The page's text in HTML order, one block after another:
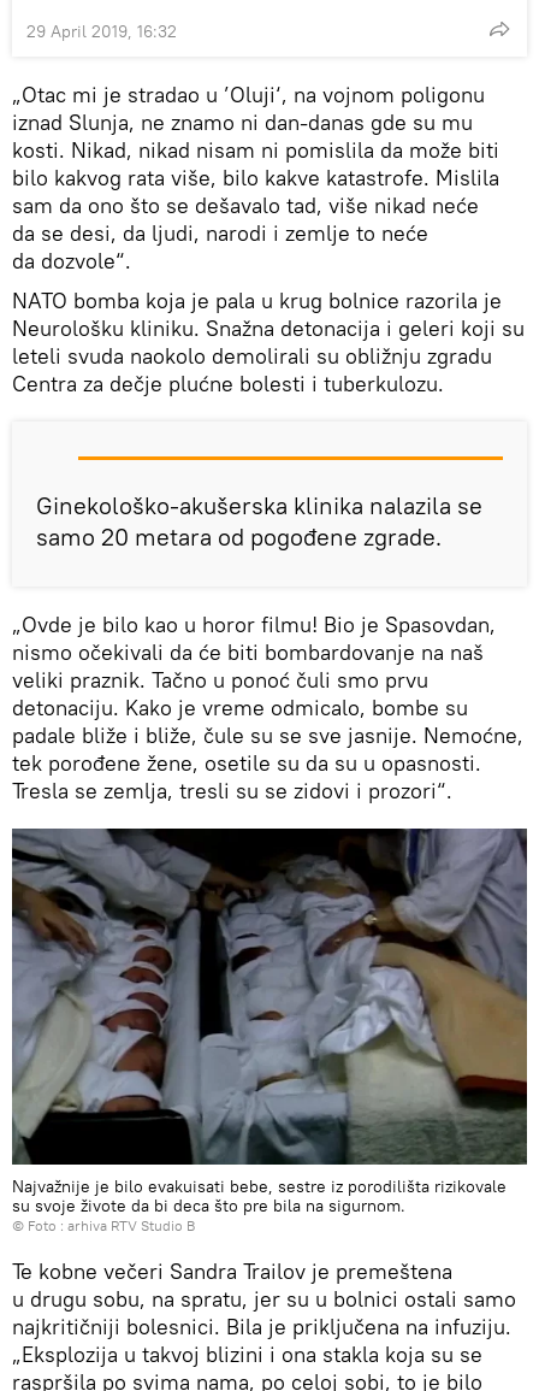
29 April 2019, 16:32
„Otac mi je stradao u ’Oluji‘, na vojnom poligonu
iznad Slunja, ne znamo ni dan-danas gde su mu
kosti. Nikad, nikad nisam ni pomislila da može biti
bilo kakvog rata više, bilo kakve katastrofe. Mislila
sam da ono što se dešavalo tad, više nikad neće
da se desi, da ljudi, narodi i zemlje to neće
da dozvole“.
NATO bomba koja je pala u krug bolnice razorila je
Neurološku kliniku. Snažna detonacija i geleri koji su
leteli svuda naokolo demolirali su obližnju zgradu
Centra za dečje plućne bolesti i tuberkulozu.
Ginekološko-akušerska klinika nalazila se
samo 20 metara od pogođene zgrade.
„Ovde je bilo kao u horor filmu! Bio je Spasovdan,
nismo očekivali da će biti bombardovanje na naš
veliki praznik. Tačno u ponoć čuli smo prvu
detonaciju. Kako je vreme odmicalo, bombe su
padale bliže i bliže, čule su se sve jasnije. Nemoćne,
tek porođene žene, osetile su da su u opasnosti.
Tresla se zemlja, tresli su se zidovi i prozori“.
Najvažnije je bilo evakuisati bebe, sestre iz porodilišta rizikovale
su svoje živote da bi deca što pre bila na sigurnom.
© Foto : arhiva RTV Studio B
Te kobne večeri Sandra Trailov je premeštena
u drugu sobu, na spratu, jer su u bolnici ostali samo
najkritičniji bolesnici. Bila je priključena na infuziju.
„Eksplozija u takvoj blizini i ona stakla koja su se
raspršila po svima nama, po celoj sobi, to je bilo